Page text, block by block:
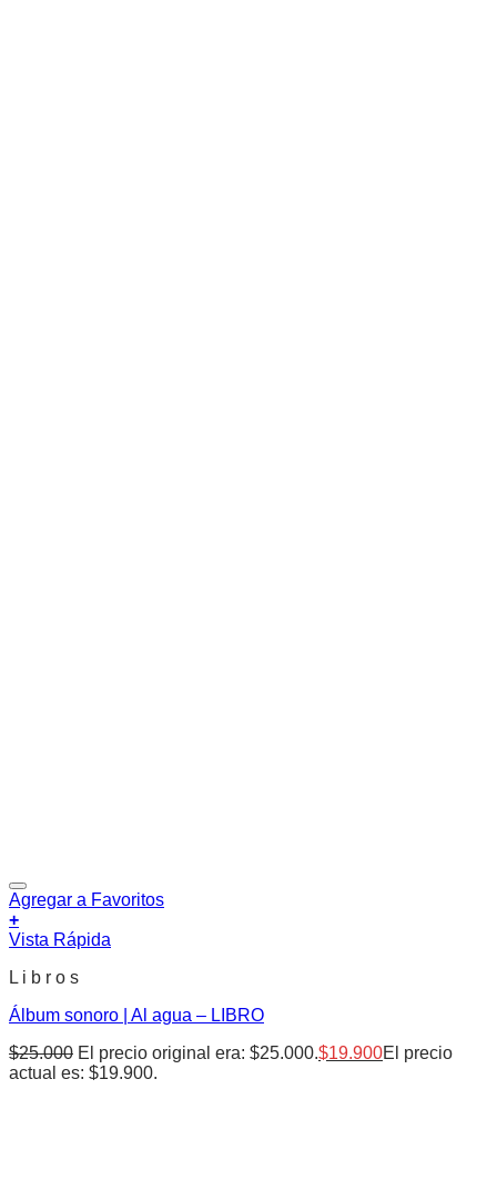
Agregar a Favoritos
+
Vista Rápida
L i b r o s
Álbum sonoro | Al agua – LIBRO
$25.000 El precio original era: $25.000.$19.900El precio
actual es: $19.900.